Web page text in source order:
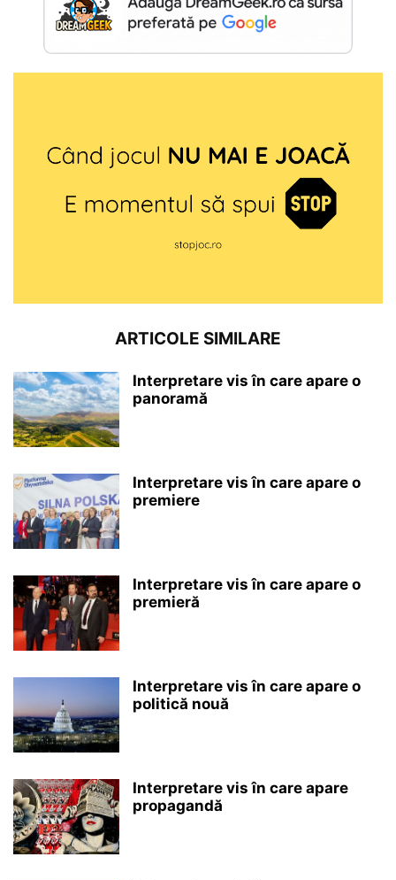
ARTICOLE SIMILARE
Interpretare vis în care apare o
panoramă
Interpretare vis în care apare o
premiere
Interpretare vis în care apare o
premieră
Interpretare vis în care apare o
politică nouă
Interpretare vis în care apare
propagandă